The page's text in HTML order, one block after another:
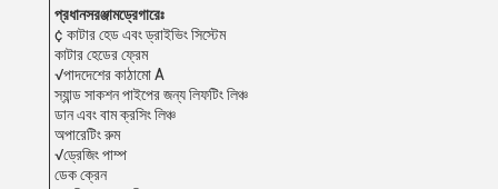
প্রধানসরঞ্জামড্রেগারেঃ
¢ কাটার হেড এবং ড্রাইভিং সিস্টেম
কাটার হেডের ফ্রেম
√পাদদেশের কাঠামো A
স্যান্ড সাকশন পাইপের জন্য লিফটিং লিঞ্চ
ডান এবং বাম ক্রসিং লিঞ্চ
অপারেটিং রুম
√ড্রেজিং পাম্প
ডেক ক্রেন